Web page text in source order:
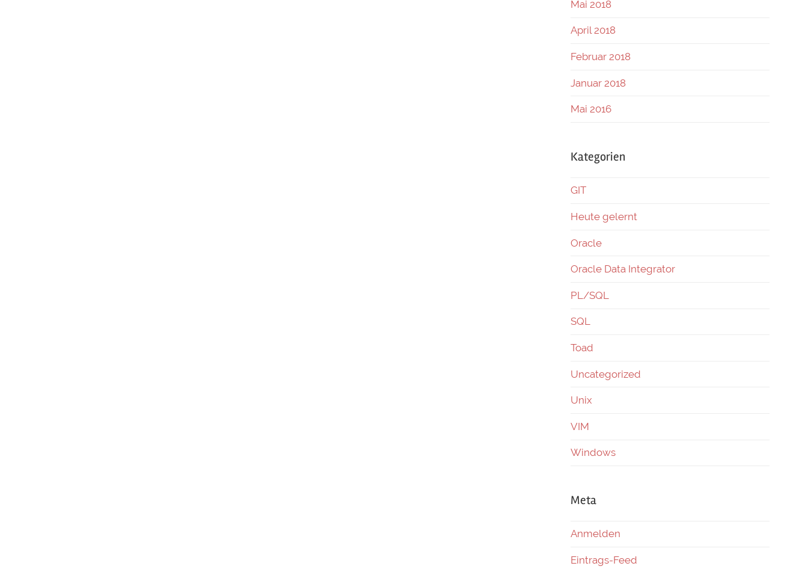
Mai 2018
April 2018
Februar 2018
Januar 2018
Mai 2016
Kategorien
GIT
Heute gelernt
Oracle
Oracle Data Integrator
PL/SQL
SQL
Toad
Uncategorized
Unix
VIM
Windows
Meta
Anmelden
Eintrags-Feed